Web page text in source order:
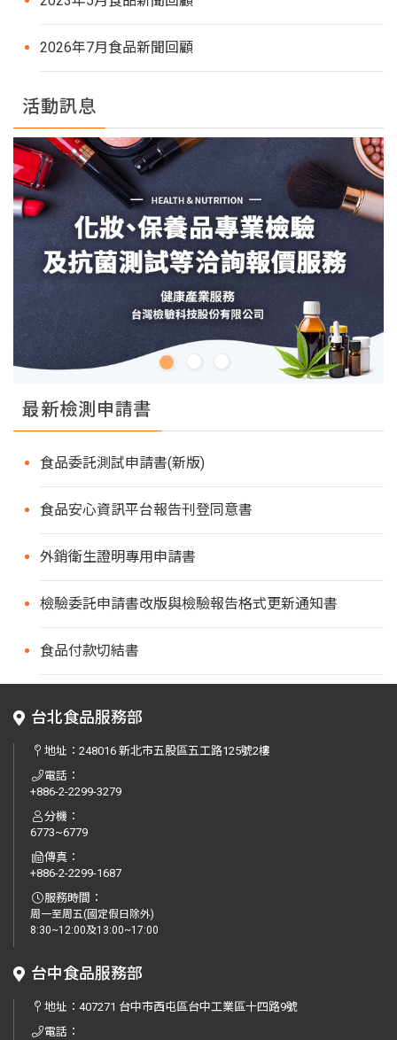
2026年7月食品新聞回顧
活動訊息
最新檢測申請書
食品委託測試申請書(新版)
食品安心資訊平台報告刊登同意書
外銷衛生證明專用申請書
檢驗委託申請書改版與檢驗報告格式更新通知書
食品付款切結書
台北食品服務部
地址：248016 新北市五股區五工路125號2樓
電話：
+886-2-2299-3279
分機：
6773~6779
傳真：
+886-2-2299-1687
服務時間：
周一至周五(國定假日除外)
8:30~12:00及13:00~17:00
台中食品服務部
地址：407271 台中市西屯區台中工業區十四路9號
電話：